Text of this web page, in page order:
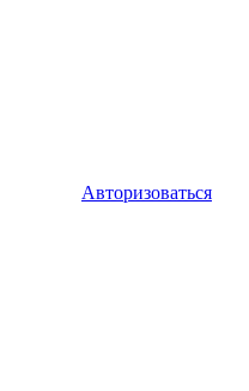
Авторизоваться